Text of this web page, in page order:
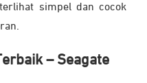
simpel dan cocok
– Seagate